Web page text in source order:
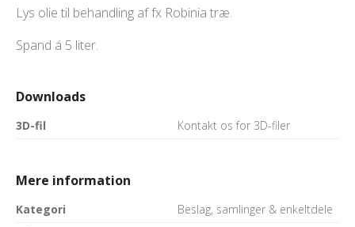
Lys olie til behandling af fx Robinia træ.
Spand á 5 liter.
Downloads
3D-fil Kontakt os for 3D-filer
Mere information
Kategori
Beslag, samlinger & enkeltdele